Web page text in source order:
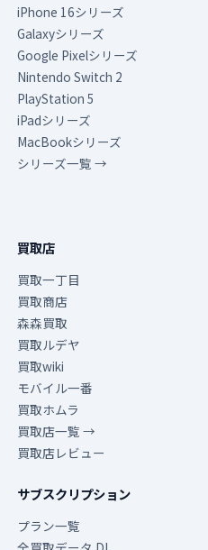
iPhone 16シリーズ
Galaxyシリーズ
Google Pixelシリーズ
Nintendo Switch 2
PlayStation 5
iPadシリーズ
MacBookシリーズ
シリーズ一覧 →
買取店
買取一丁目
買取商店
森森買取
買取ルデヤ
買取wiki
モバイル一番
買取ホムラ
買取店一覧 →
買取店レビュー
サブスクリプション
プラン一覧